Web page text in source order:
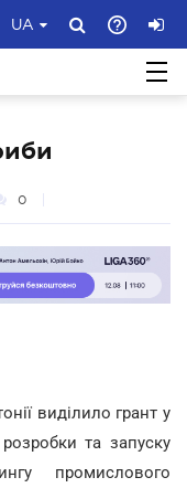
UA
0
виділило грант у
та запуску
промислового